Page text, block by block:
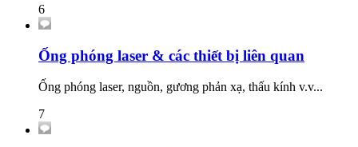
6
Ống phóng laser & các thiết bị liên quan
Ống phóng laser, nguồn, gương phản xạ, thấu kính v.v...
7